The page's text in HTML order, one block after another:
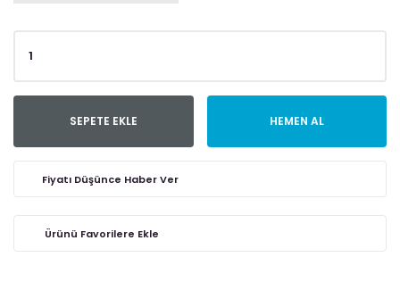
SEPETE EKLE HEMEN AL
Fiyatı Düşünce Haber Ver